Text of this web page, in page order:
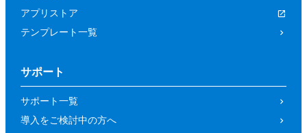
アプリストア
テンプレート一覧
サポート
サポート一覧
導入をご検討中の方へ